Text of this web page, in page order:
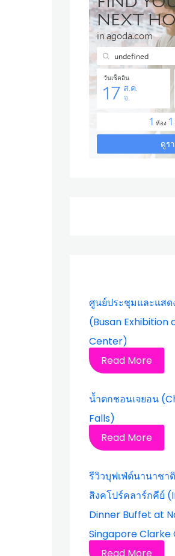
ศูนย์ประชุมและแส
(Busan Exhibition
Center)
Read More
น้ำตกชอนเจยอน
Falls)
Read More
รีวิวบุฟเฟ่ต์นานาชา
สิงคโปร์คลาร์กคีย์
Dinner Buffet at
Singapore Clarke